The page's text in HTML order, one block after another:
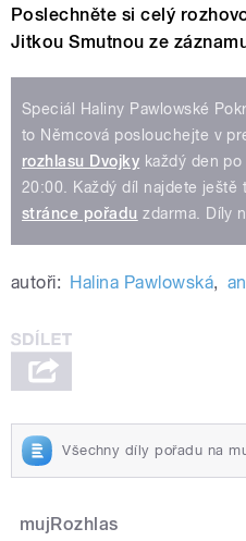
Poslechněte si celý
Jitkou Smutnou ze
Speciál Haliny Pawlowské
to Němcová poslouchejte v
rozhlasu Dvojky každý den
20:00. Každý díl najdete ještě
stránce pořadu zdarma. Díly
autoři: Halina Pawlowská,
Všechny díly pořadu na
mujRozhlas